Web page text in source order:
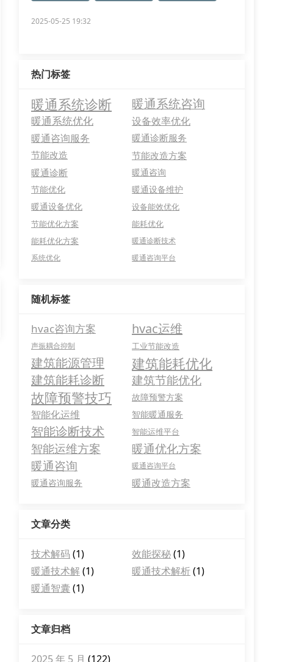
2025-05-25 19:32
热门标签
暖通系统诊断 暖通系统咨询
暖通系统优化
设备效率优化
暖通咨询服务
暖通诊断服务
节能改造
节能改造方案
暖通诊断
暖通咨询
节能优化
暖通设备维护
暖通设备优化
设备能效优化
节能优化方案
能耗优化
能耗优化方案
暖通诊断技术
系统优化
暖通咨询平台
随机标签
hvac咨询方案 hvac运维
声振耦合抑制 工业节能改造
建筑能源管理 建筑能耗优化
建筑能耗诊断 建筑节能优化
故障预警技巧 故障预警方案
智能化运维 智能暖通服务
智能诊断技术 智能运维平台
智能运维方案
暖通优化方案
暖通咨询
暖通咨询平台
暖通咨询服务 暖通改造方案
文章分类
技术解码 (1) 效能探秘(1)
暖通技术解(1) 暖通技术解析(1)
暖通智囊 (1)
文章归档
2025 年 5 月 (122)